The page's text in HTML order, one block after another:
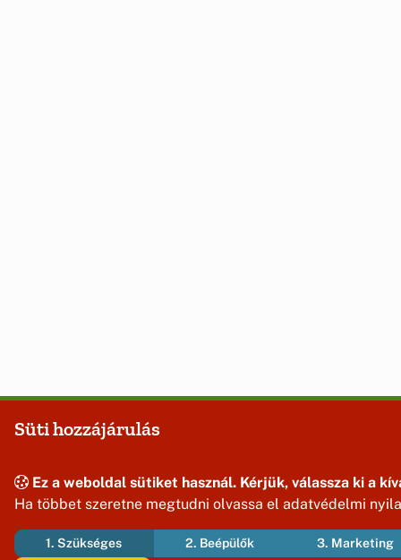
Süti hozzájárulás
Ez a weboldal sütiket használ. Kérjük, válassza ki a
Ha többet szeretne megtudni olvassa el adatvédelmi
1. Szükséges 2. Beépülők 3. Marketing